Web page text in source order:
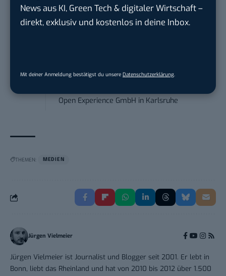
News aus KI, Green Tech & digitaler Wirtschaft –
direkt, exklusiv und kostenlos in deine Inbox.
Mit deiner Anmeldung bestätigst du unsere Datenschutzerklärung
Marketing Manager Social Media and
Social Media Manager –
Open Experience GmbH in Karlsruhe
THEMEN: MEDIEN
Jürgen Vielmeier
Jürgen Vielmeier ist Journalist und Blogger seit 2001. Er lebt in
Bonn, liebt das Rheinland und hat von 2010 bis 2012 über 1.500